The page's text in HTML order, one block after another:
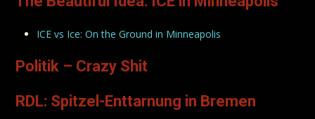
ICE vs Ice: On the Ground in Minneapolis
Politik – Crazy Shit
RDL: Spitzel-Enttarnung in Bremen